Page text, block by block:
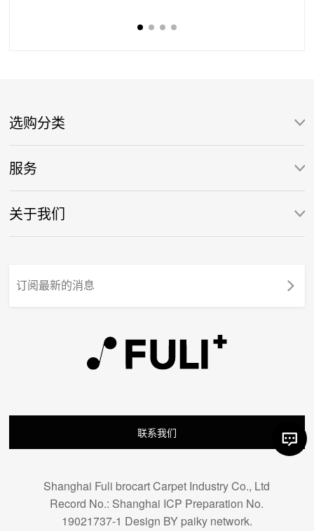
选购分类
服务
关于我们
联系我们
Shanghai Fuli brocart Carpet Industry Co., Ltd
Record No.: Shanghai ICP Preparation No.
19021737-1 Design BY paiky network.